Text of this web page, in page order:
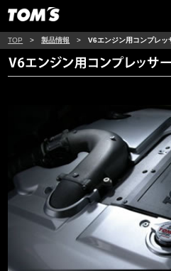
TOP >製品情報 >V6エンジン用コンプレッ